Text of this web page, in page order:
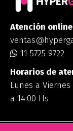
Atención online
11 5725 9722
Horarios de
Lunes a Viernes
a 14:00 Hs